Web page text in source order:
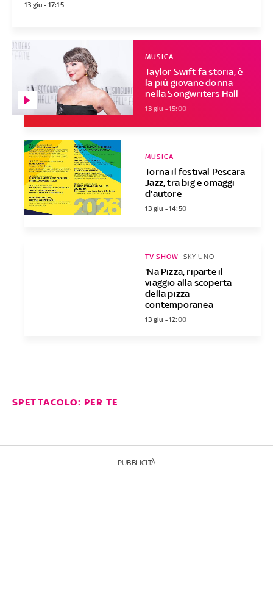
13 giu - 17:15
Taylor Swift fa storia, è
la più giovane donna
nella Songwriters Hall
MUSICA
13 giu - 15:00
Torna il festival Pescara
Jazz, tra big e omaggi
d'autore
MUSICA
13 giu - 14:50
'Na Pizza, riparte il
viaggio alla scoperta
della pizza
contemporanea
TV SHOW SKY UNO
13 giu - 12:00
SPETTACOLO: PER TE
PUBBLICITÀ